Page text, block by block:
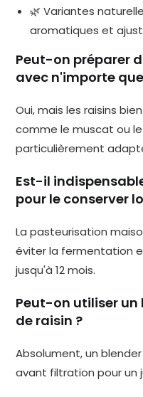
🌿 Variantes
aromatiques et
Peut-on préparer
avec n'importe
Oui, mais les raisins
comme le muscat ou
particulièrement
Est-il
pour le conserver
La pasteurisation
éviter la fermentation
jusqu'à 12 mois.
Peut-on utiliser un
de raisin ?
Absolument, un
avant filtration pour un